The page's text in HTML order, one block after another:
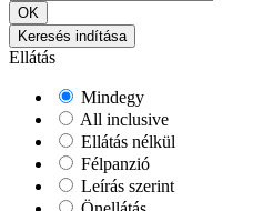
OK
Keresés indítása
Ellátás
Mindegy
All inclusive
Ellátás nélkül
Félpanzió
Leírás szerint